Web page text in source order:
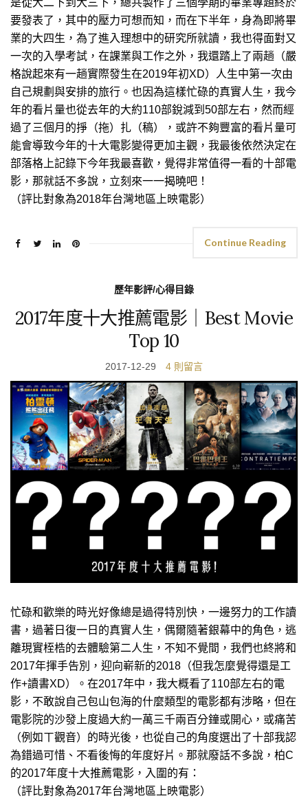
是從大二下到大三下，總共製作了三個學期的畢業專題終於
要發表了，其中的壓力可想而知，而在下半年，身為即將畢
業的大四生，為了進入理想中的研究所就讀，我也得面對又
一次的入學考試，在課業與工作之外，我還踏上了兩趟（嚴
格說起來有一趟實際發生在2019年初XD）人生中第一次由
自己規劃與安排的旅行。也因為這樣忙碌的真實人生，我今
年的看片量也從去年的大約110部銳減到50部左右，然而經
過了三個月的掙（拖）扎（稿），或許不夠豐富的看片量可
能會導致今年的十大電影變得更加主觀，我最後依然決定在
部落格上記錄下今年我最喜歡，覺得非常值得一看的十部電
影，那就話不多說，立刻來一一揭曉吧！
（評比對象為2018年台灣地區上映電影）
Continue Reading
歷年影評/心得目錄
2017年度十大推薦電影｜Best Movie
Top 10
2017-12-29 4 則留言
忙碌和歡樂的時光好像總是過得特別快，一邊努力的工作讀
書，過著日復一日的真實人生，偶爾隨著銀幕中的角色，逃
離現實桎梏的去體驗第二人生，不知不覺間，我們也終將和
2017年揮手告別，迎向嶄新的2018（但我怎麼覺得還是工
作+讀書XD）。在2017年中，我大概看了110部左右的電
影，不敢說自己包山包海的什麼類型的電影都有涉略，但在
電影院的沙發上度過大約一萬三千兩百分鐘或開心，或痛苦
（例如ㄒ觀音）的時光後，也從自己的角度選出了十部我認
為錯過可惜、不看後悔的年度好片。那就廢話不多說，柏C
的2017年度十大推薦電影，入圍的有：
（評比對象為2017年台灣地區上映電影）